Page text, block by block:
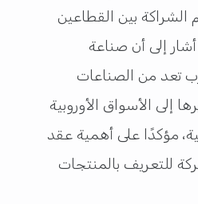
الشراكة بين القطاعين
إلى أن صناعة
تعد من الصناعات
إلى الأسواق الأوروبية
مؤكدًا على أهمية عقد
للتعريف بالمنتجات